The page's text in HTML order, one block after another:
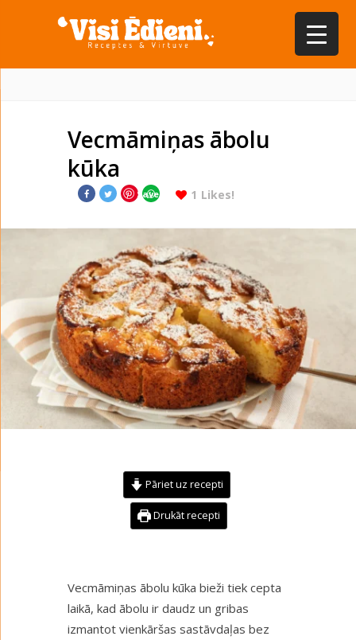
Vecmāmiņas ābolu
kūka
Save 1 Likes!
Pāriet uz recepti
Drukāt recepti
Vecmāmiņas ābolu kūka bieži tiek cepta
laikā, kad ābolu ir daudz un gribas
izmantot vienkāršas sastāvdaļas bez